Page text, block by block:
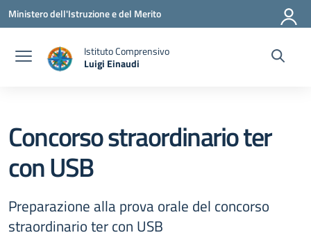
Vai ai contenuti
Vai al menu di navigazione
Vai al footer
Ministero dell'Istruzione e del Merito
Istituto Comprensivo
Luigi Einaudi
— Visita la pagina iniziale della scuola
Concorso straordinario ter
con USB
Preparazione alla prova orale del concorso
straordinario ter con USB